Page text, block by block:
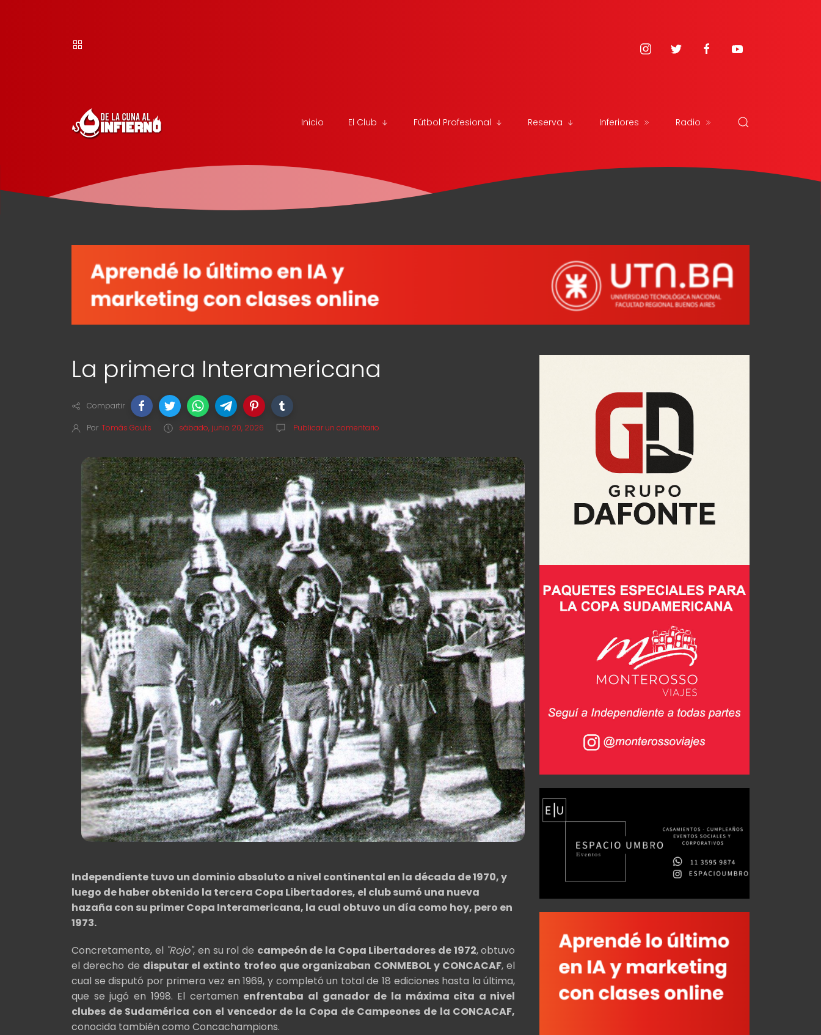
Inicio El Club Fútbol Profesional Reserva Inferiores Radio
La primera Interamericana
Compartir
Por Tomás Gouts sábado, junio 20, 2026 Publicar un comentario
Independiente tuvo un dominio absoluto a nivel continental en la década de 1970, y
luego de haber obtenido la tercera Copa Libertadores, el club sumó una nueva
hazaña con su primer Copa Interamericana, la cual obtuvo un día como hoy, pero en
1973.
Concretamente, el "Rojo", en su rol de campeón de la Copa Libertadores de 1972, obtuvo
el derecho de disputar el extinto trofeo que organizaban CONMEBOL y CONCACAF, el
cual se disputó por primera vez en 1969, y completó un total de 18 ediciones hasta la última,
que se jugó en 1998. El certamen enfrentaba al ganador de la máxima cita a nivel
clubes de Sudamérica con el vencedor de la Copa de Campeones de la CONCACAF,
conocida también como Concachampions.